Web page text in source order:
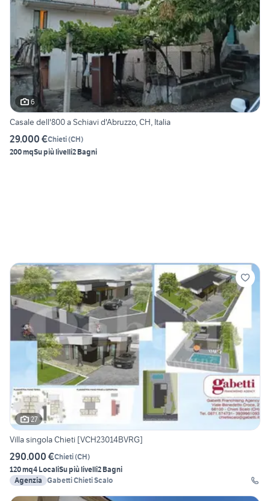
6
Casale dell'800 a Schiavi d'Abruzzo, CH, Italia
29.000 €Chieti(CH)
200 mqSu più livelli2 Bagni
27
Villa singola Chieti [VCH23014BVRG]
290.000 €Chieti(CH)
120 mq4 LocaliSu più livelli2 Bagni
Agenzia Gabetti Chieti Scalo